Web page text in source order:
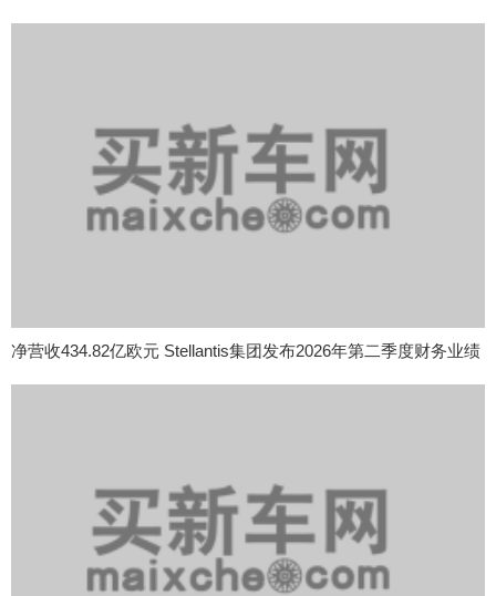
净营收434.82亿欧元 Stellantis集团发布2026年第二季度财务业绩